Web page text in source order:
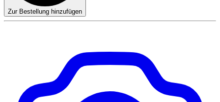
Zur Bestellung hinzufügen